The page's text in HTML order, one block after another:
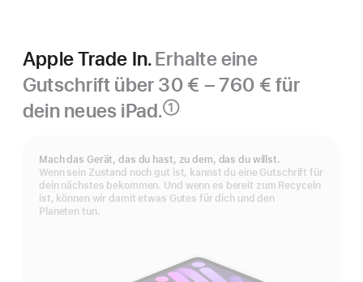
Apple Trade In.Erhalte eine
Gutschrift über 30 € – 760 € für
dein neues iPad.①
Mach das Gerät, das du hast, zu dem, das du willst.
Wenn sein Zustand noch gut ist, kannst du eine Gutschrift für
dein nächstes bekommen. Und wenn es bereit zum Recyceln
ist, können wir damit etwas Gutes für dich und den
Planeten tun.